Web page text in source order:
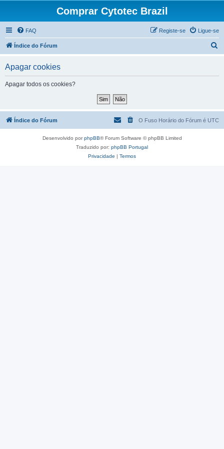
Comprar Cytotec Brazil
FAQ Ligue-se
Registe-se
Índice do Fórum
a
Apagar cookies
Apagar todos os cookies?
Índice do Fórum O Fuso Horário do Fórum é UTC
Desenvolvido porphpBB® Forum Software © phpBB Limited
Traduzido por: phpBB Portugal
Privacidade | Termos